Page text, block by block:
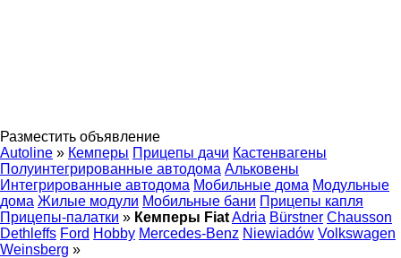
Разместить объявление
Autoline » Кемперы Прицепы дачи Кастенвагены
Полуинтегрированные автодома Альковены
Интегрированные автодома Мобильные дома Модульные
дома Жилые модули Мобильные бани Прицепы капля
Прицепы-палатки » Кемперы FiatAdria Bürstner Chausson
Dethleffs Ford Hobby Mercedes-Benz Niewiadów Volkswagen
Weinsberg »